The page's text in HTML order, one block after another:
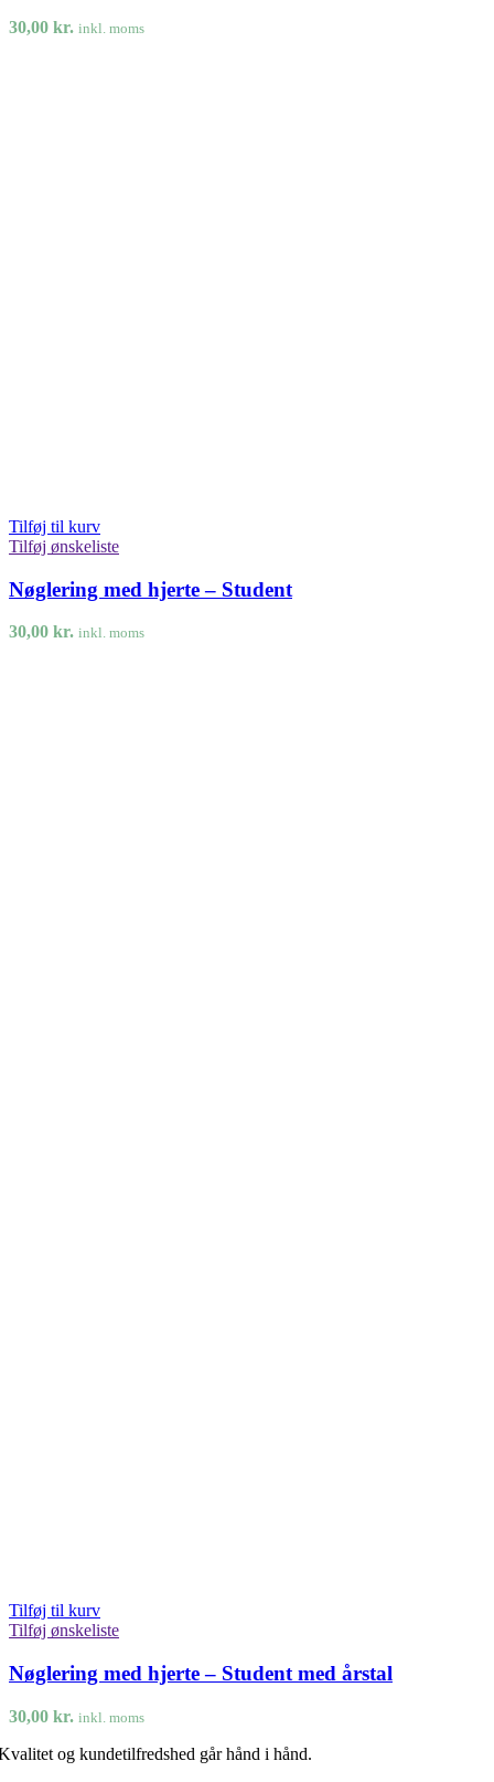
30,00 kr. inkl. moms
Tilføj til kurv
Tilføj ønskeliste
Nøglering med hjerte – Student
30,00 kr. inkl. moms
Tilføj til kurv
Tilføj ønskeliste
Nøglering med hjerte – Student med årstal
30,00 kr. inkl. moms
og kundetilfredshed går hånd i hånd.